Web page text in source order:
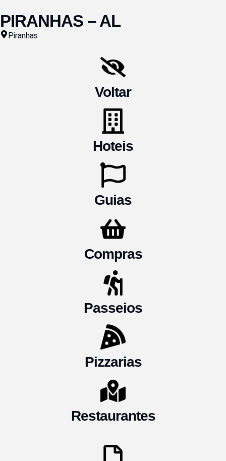
PIRANHAS – AL
Piranhas
Voltar
Hoteis
Guias
Compras
Passeios
Pizzarias
Restaurantes